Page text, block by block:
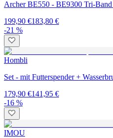
Archer BE550 - BE9300 Tri-
199,90 €183,80 €
-21 %
Hombli
Set - mit Futterspender +
179,90 €141,95 €
-16 %
IMOU